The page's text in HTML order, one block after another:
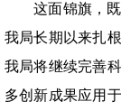
这面锦旗，
我局长期以来扎
我局将继续完善
多创新成果应用